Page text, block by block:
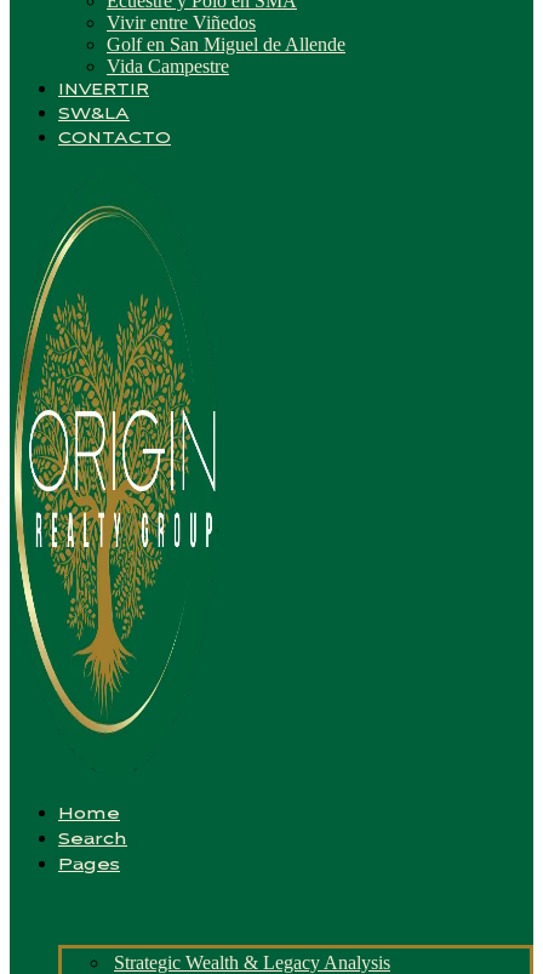
Vivir entre Viñedos
Golf en San Miguel de Allende
Vida Campestre
INVERTIR
SW&LA
CONTACTO
Home
Search
Pages
Strategic Wealth & Legacy Analysis